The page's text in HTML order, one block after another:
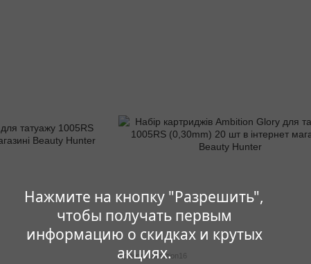
Нажмите на кнопку "Разрешить",
чтобы получать первым
информацию о скидках и крутых
акциях.
Артикул: ambition16